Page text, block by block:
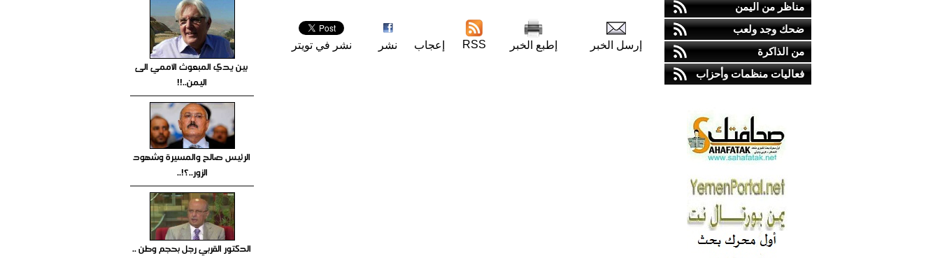
مناظر من اليمن
ضحك وجد ولعب
من الذاكرة
فعاليات منظمات وأحزاب
إرسل الخبر إطبع الخبر RSS إعجاب نشر نشر في تويتر
بين يدي المبعوث الأممي الى
اليمن..!!
الرئيس صالح والمسيرة وشهود
الزور..؟!..
الدكتور القربي رجل بحجم وطن ..